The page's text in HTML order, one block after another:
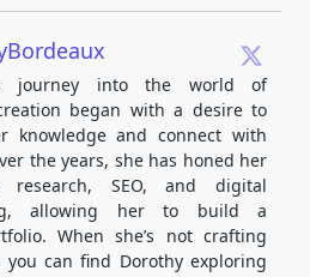
journey into the world of
began with a desire to
knowledge and connect with
the years, she has honed her
SEO, and digital
allowing her to build a
When she’s not crafting
can find Dorothy exploring